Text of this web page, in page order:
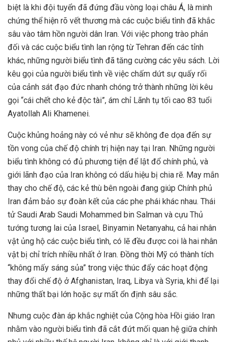
biệt là khi đội tuyển đã đứng đầu vòng loại châu Á, là minh
chứng thể hiện rõ vết thương mà các cuộc biểu tình đã khắc
sâu vào tâm hồn người dân Iran. Với việc phong trào phản
đối và các cuộc biểu tình lan rộng từ Tehran đến các tỉnh
khác, những người biểu tình đã tăng cường các yêu sách. Lời
kêu gọi của người biểu tình về việc chấm dứt sự quấy rối
của cảnh sát đạo đức nhanh chóng trở thành những lời kêu
gọi “cái chết cho kẻ độc tài”, ám chỉ Lãnh tụ tối cao 83 tuổi
Ayatollah Ali Khamenei.
Cuộc khủng hoảng này có vẻ như sẽ không đe dọa đến sự
tồn vong của chế độ chính trị hiện nay tại Iran. Những người
biểu tình không có đủ phương tiện để lật đổ chính phủ, và
giới lãnh đạo của Iran không có dấu hiệu bị chia rẽ. May mắn
thay cho chế độ, các kẻ thù bên ngoài đang giúp Chính phủ
Iran đảm bảo sự đoàn kết của các phe phái khác nhau. Thái
tử Saudi Arab Saudi Mohammed bin Salman và cựu Thủ
tướng tương lai của Israel, Binyamin Netanyahu, cả hai nhân
vật ủng hộ các cuộc biểu tình, có lẽ đều được coi là hai nhân
vật bị chỉ trích nhiều nhất ở Iran. Đồng thời Mỹ có thành tích
“không mấy sáng sủa” trong việc thúc đẩy các hoạt động
thay đổi chế độ ở Afghanistan, Iraq, Libya và Syria, khi để lại
những thất bại lớn hoặc sự mất ổn định sâu sắc.
Nhưng cuộc đàn áp khắc nghiệt của Cộng hòa Hồi giáo Iran
nhằm vào người biểu tình đã cắt đứt mối quan hệ giữa chính